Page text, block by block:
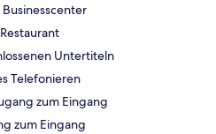
Untertiteln
Telefonieren
zum Eingang
zum Eingang